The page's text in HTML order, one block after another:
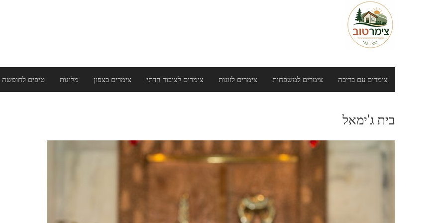
צימרים עם בריכה צימרים למשפחות צימרים לזוגות צימרים לציבור הדתי צימרים בצפון מלונות טיפים לחופשה
בית ג'ימאל